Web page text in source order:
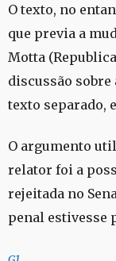
O texto, no
que previa a
Motta
discussão
texto separado,
O argumento
relator foi a
rejeitada no
penal estivesse